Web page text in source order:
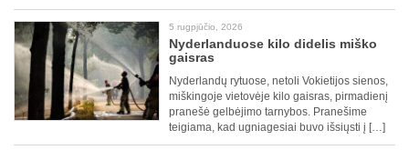
5 rugpjūčio, 2026
Nyderlanduose kilo didelis miško
gaisras
Nyderlandų rytuose, netoli Vokietijos sienos,
miškingoje vietovėje kilo gaisras, pirmadienį
pranešė gelbėjimo tarnybos. Pranešime
teigiama, kad ugniagesiai buvo išsiųsti į […]